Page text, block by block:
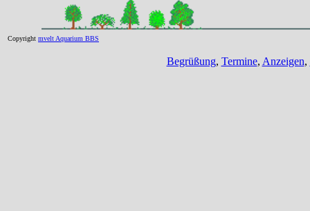
Copyright mvelt Aquarium BBS
Begrüßung, Termine, Anzeigen,